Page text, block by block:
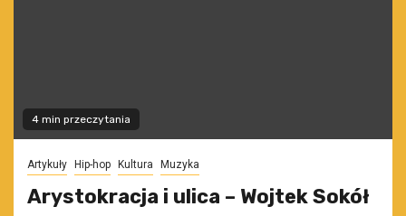
4 min przeczytania
Artykuły Hip-hop Kultura Muzyka
Arystokracja i ulica – Wojtek Sokół